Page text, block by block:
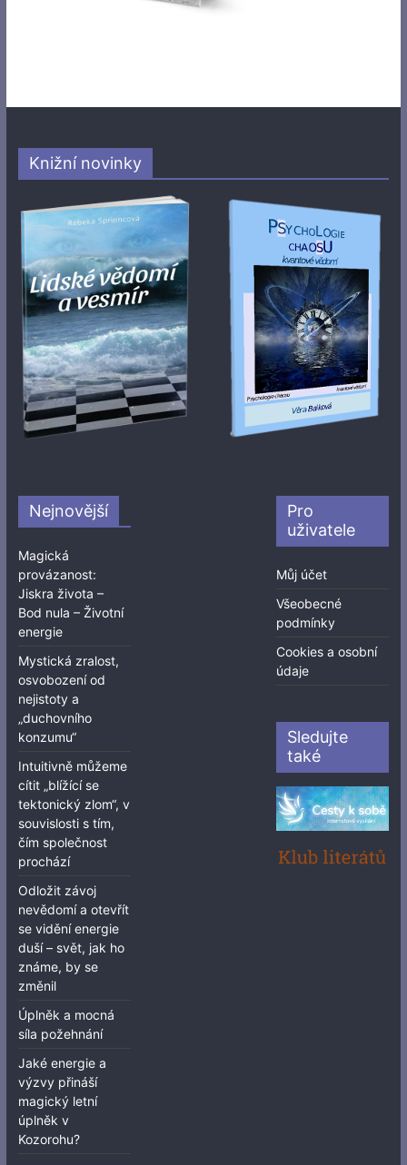
Knižní novinky
Nejnovější
Magická
provázanost:
Jiskra života –
Bod nula – Životní
energie
Mystická zralost,
osvobození od
nejistoty a
„duchovního
konzumu“
Intuitivně můžeme
cítit „blížící se
tektonický zlom“, v
souvislosti s tím,
čím společnost
prochází
Odložit závoj
nevědomí a otevřít
se vidění energie
duší – svět, jak ho
známe, by se
změnil
Úplněk a mocná
síla požehnání
Jaké energie a
výzvy přináší
magický letní
úplněk v
Kozorohu?
Pro
uživatele
Můj účet
Všeobecné
podmínky
Cookies a osobní
údaje
Sledujte
také